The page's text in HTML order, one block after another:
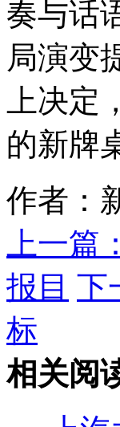
奏与话
局演变
上决
的新牌
作者：
上一篇：
报目 下
标
相关阅